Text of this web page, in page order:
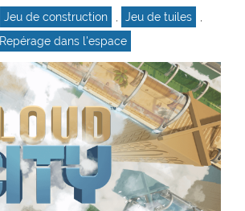
Jeu de construction Jeu de tuiles
Repérage dans l'espace